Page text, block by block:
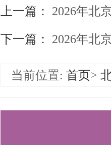
以上是关于【
容，希望能帮助
上一篇： 2026年北京
下一篇： 2026年北京大学
当前位置: 首页>